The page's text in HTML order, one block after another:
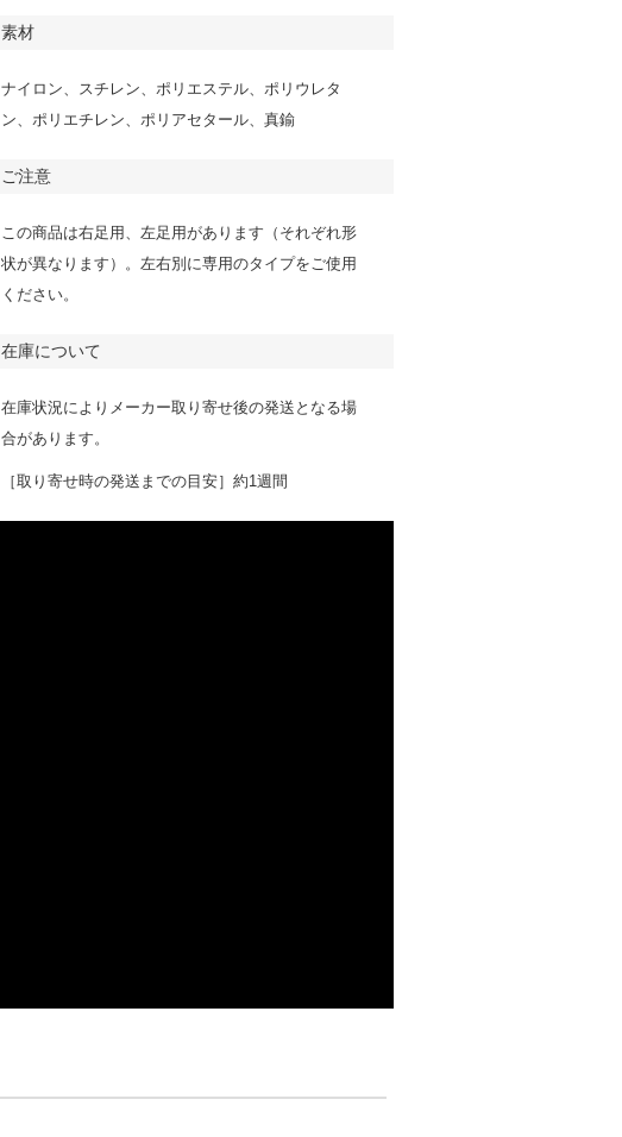
素材
ナイロン、スチレン、ポリエステル、ポリウレタ
ン、ポリエチレン、ポリアセタール、真鍮
ご注意
この商品は右足用、左足用があります（それぞれ形
状が異なります）。左右別に専用のタイプをご使用
ください。
在庫について
在庫状況によりメーカー取り寄せ後の発送となる場
合があります。
［取り寄せ時の発送までの目安］約1週間